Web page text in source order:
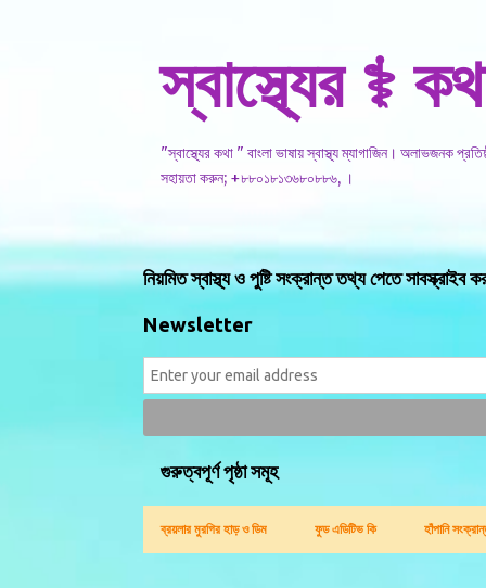
স্বাস্থ্যের ⚕️
"স্বাস্থ্যের কথা " বাংলা ভাষায় স্বাস্থ্য ম্যাগাজিন। অলাভজনক
সহায়তা করুন; +৮৮০১৮১৩৬৮০৮৮৬, ।
নিয়মিত স্বাস্থ্য ও পুষ্টি সংক্রান্ত তথ্য পেতে সাবস্ক্রাইব
Newsletter
গুরুত্বপূর্ণ পৃষ্ঠা সমূহ
ব্রয়লার মুরগির হাড় ও ডিম ফুড এডিটিভ কি হাঁপানি